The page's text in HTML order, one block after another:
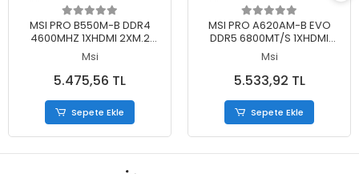
Sepete Ekle
MSI PRO B550M-B DDR4
4600MHZ 1XHDMI 2XM.2
MATX AM4 (AMD AM4
5000/5000G/4000G/3000/3000G
SERİLERİ İLE UYUMLU)
Msi
5.475,56 TL
Sepete Ekle
Sepete Ekle
MSI PRO A620AM-B EVO
DDR5 6800MT/S 1XHDMI
1XVGA 1XM.2 USB MATX AM5
(AMD AM5 9000/8000/7000
SERİ İLE UYUMLU)
Msi
5.533,92 TL
Sepete Ekle